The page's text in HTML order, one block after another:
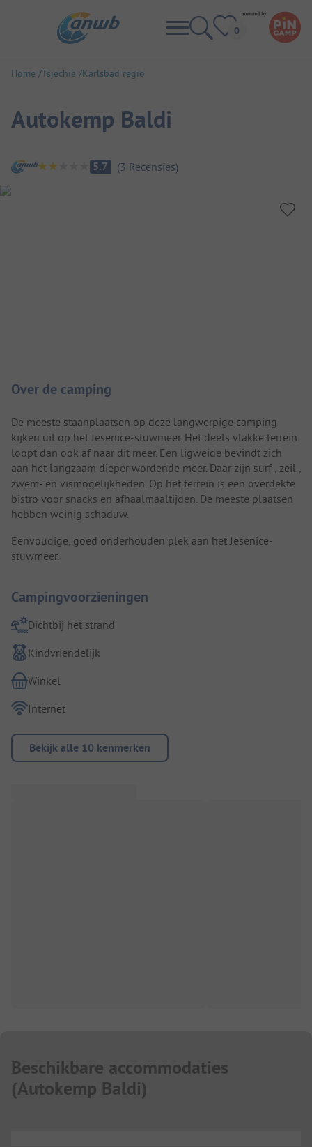
Home Tsjechië Karlsbad regio
Autokemp Baldi
Camping overzicht
5.7 (3 Recensies)
Over de camping
De meeste staanplaatsen op deze langwerpige camping
kijken uit op het Jesenice-stuwmeer. Het deels vlakke terrein
loopt dan ook af naar dit meer. Een ligweide bevindt zich
aan het langzaam dieper wordende meer. Daar zijn surf-, zeil-,
zwem- en vismogelijkheden. Op het terrein is een overdekte
bistro voor snacks en afhaalmaaltijden. De meeste plaatsen
hebben weinig schaduw.
Eenvoudige, goed onderhouden plek aan het Jesenice-
stuwmeer.
Campingvoorzieningen
Dichtbij het strand
Kindvriendelijk
Winkel
Internet
Bekijk alle 10 kenmerken
Beschikbare accommodaties
(Autokemp Baldi)